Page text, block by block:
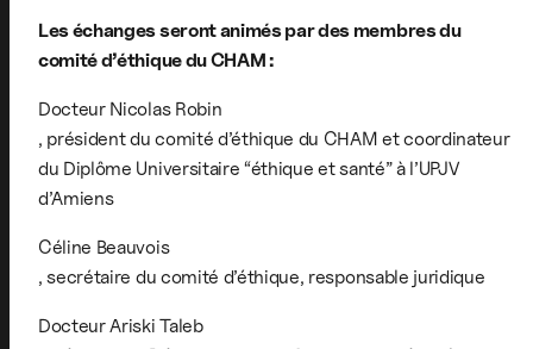
Les échanges seront animés par des membres du
comité d’éthique du CHAM :
Docteur Nicolas Robin
, président du comité d’éthique du CHAM et coordinateur
du Diplôme Universitaire “éthique et santé” à l’UPJV
d’Amiens
Céline Beauvois
, secrétaire du comité d’éthique, responsable juridique
Docteur Ariski Taleb